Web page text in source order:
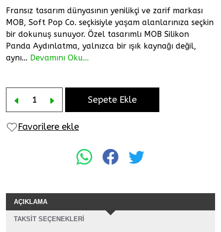
Fransız tasarım dünyasının yenilikçi ve zarif markası
MOB, Soft Pop Co. seçkisiyle yaşam alanlarınıza seçkin
bir dokunuş sunuyor. Özel tasarımlı MOB Silikon
Panda Aydınlatma, yalnızca bir ışık kaynağı değil,
aynı… Devamını Oku...
Sepete Ekle
Favorilere ekle
AÇIKLAMA
TAKSIT SEÇENEKLERI